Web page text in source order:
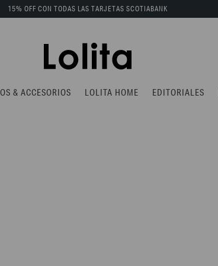
& ACCESORIOS LOLITA HOME EDITORIALES
15% OFF CON TODAS LAS TARJETAS SCOTIABANK